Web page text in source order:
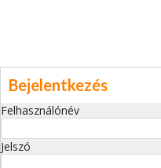
Bejelentkezés
Felhasználónév
Jelszó